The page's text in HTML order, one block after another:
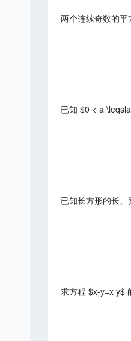
两个连续奇数的平
已知 $0 < a
已知长方形的长
求方程 $x-y=x y$